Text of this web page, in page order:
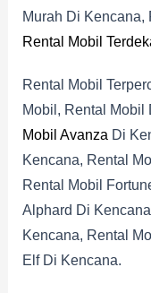
Murah Di Kencana,
Rental Mobil
Rental Mobil
Mobil, Rental Mobil
Mobil Avanza Di
Kencana, Rental
Rental Mobil
Alphard Di
Kencana, Rental
Elf Di Kencana.